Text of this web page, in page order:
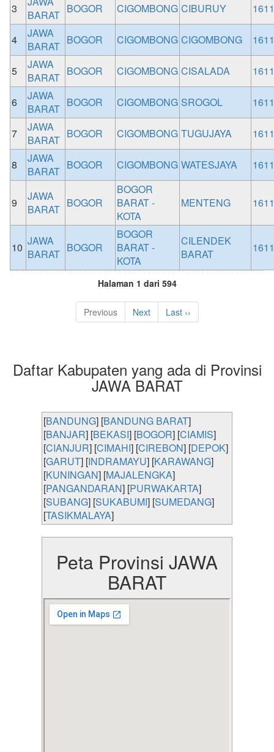
3
BARAT BOGOR CIGOMBONG CIBURUY
4
JAWA
BARAT BOGOR CIGOMBONG CIGOMBONG
5
JAWA
BARAT BOGOR CIGOMBONG CISALADA
6
JAWA
BARAT BOGOR CIGOMBONG SROGOL
7
JAWA
BARAT BOGOR CIGOMBONG TUGUJAYA
8
JAWA
BARAT BOGOR CIGOMBONG WATESJAYA
9
JAWA
BARAT BOGOR
BOGOR
BARAT -
KOTA
MENTENG
10 JAWA
BARAT BOGOR
BOGOR
BARAT -
KOTA
CILENDEK
BARAT
Halaman 1 dari 594
Previous Next Last ››
Daftar Kabupaten yang ada di Provinsi
JAWA BARAT
[BANDUNG] [BANDUNG BARAT]
[BANJAR] [BEKASI] [BOGOR] [CIAMIS]
[CIANJUR] [CIMAHI] [CIREBON] [DEPOK]
[GARUT] [INDRAMAYU] [KARAWANG]
[KUNINGAN] [MAJALENGKA]
[PANGANDARAN] [PURWAKARTA]
[SUBANG] [SUKABUMI] [SUMEDANG]
[TASIKMALAYA]
Peta Provinsi JAWA
BARAT